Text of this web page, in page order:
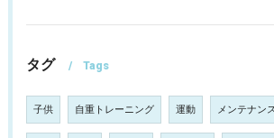
タグ Tags
子供 自重トレーニング 運動 メンテナン